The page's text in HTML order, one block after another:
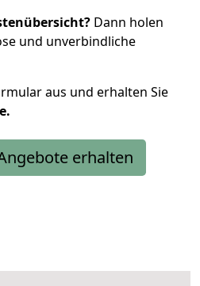
Dann holen
und unverbindliche
aus und erhalten Sie
erhalten